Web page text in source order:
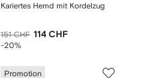
Kariertes Hemd mit Kordelzug
151 CHF 114 CHF
-20%
Promotion